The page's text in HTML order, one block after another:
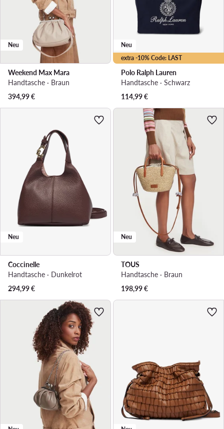
Neu
Weekend Max Mara
Handtasche · Braun
394,99€
extra -10% Code: LAST
Neu
Polo Ralph Lauren
Handtasche · Schwarz
114,99€
Neu
Coccinelle
Handtasche · Dunkelrot
294,99€
Neu
TOUS
Handtasche · Braun
198,99€